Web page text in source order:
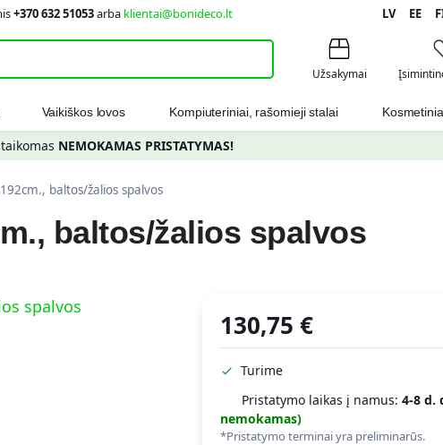
+370 632 51053arba klientai@bonideco.lt LV EE
Užsakymai
Vaikiškos lovos Kompiuteriniai, rašomieji stalai
NEMOKAMAS PRISTATYMAS!
baltos/žalios spalvos
baltos/žalios spalvos
130,75€
Turime
Pristatymo laikas į namus:4-8 d.
nemokamas)
*Pristatymo terminai yra preliminarūs.